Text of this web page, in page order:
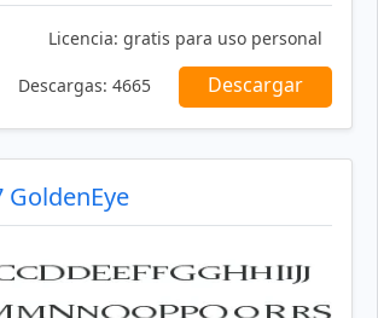
Licencia: gratis para uso personal
Descargas: 4665 Descargar
GoldenEye